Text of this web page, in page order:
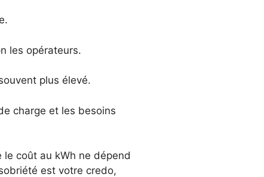
les opérateurs.
plus élevé.
charge et les besoins
coût au kWh ne dépend
est votre credo,